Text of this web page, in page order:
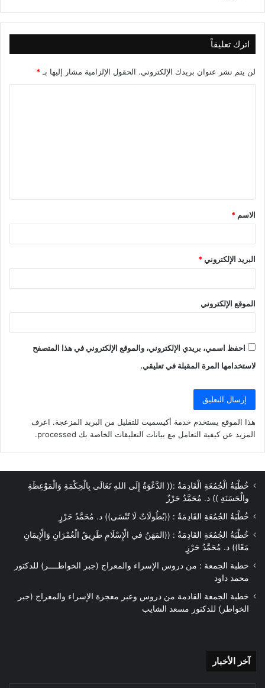
اترك تعليقاً
لن يتم نشر عنوان بريدك الإلكتروني. الحقول الإلزامية مشار إليها بـ*
ق
*
الاسم *
البريد الإلكتروني*
الموقع الإلكتروني
احفظ اسمي، بريدي الإلكتروني، والموقع الإلكتروني في هذا المتصفح
لاستخدامها المرة المقبلة في تعليقي.
هذا الموقع يستخدم خدمة أكيسميت للتقليل من البريد المزعجة. اعرف
المزيد عن كيفية التعامل مع بيانات التعليقات الخاصة بك processed
.
خُطْبَةُ الْجُمُعَةِ الْقَادِمَةُ :(( الدَّعْوَةُ إِلَى اللهِ تَعَالَى بِالْحِكْمَةِ وَالْمَوْعِظَةِ
والْحَسَنَةِ )) د. مُحَمَّدُ حَرْزٌ
خُطْبَةُ الجُمُعَةِ القَادِمَةُ : ((بُطُولَاتٌ لَا تُنْسَى)) د. مُحَمَّدُ حَرْزٍ
خُطْبَةُ الجُمُعَةِ القَادِمَةُ : ((المَهَنُ في الْإِسْلَامِ طَرِيقُ الْعُمْرَانِ وَالْإِيمَانِ
مَعًا)) د. مُحَمَّدُ حَرْزٍ
خطبة الجمعة : من دروس الإسراء والمعراج (جبر الخواطــــر) للدكتور
محمد داود
خطبة الجمعة القادمة من دروس وعبر معجزة الإسراء والمعراج (جبر
الخواطر) للدكتور مسعد الشايب
آخر الأخبار